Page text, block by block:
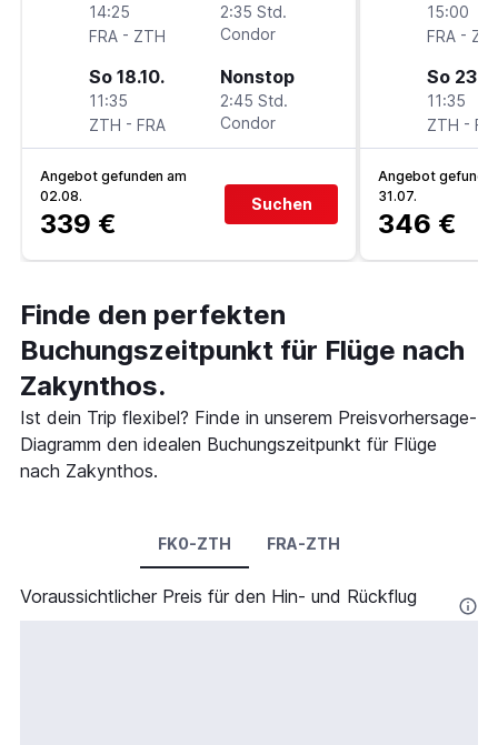
14:25
FRA - ZTH
2:35 Std.
Condor
So 18.10.
11:35
ZTH - FRA
Nonstop
2:45 Std.
Condor
Angebot gefunden am
02.08.
339 €
Suchen
15:00
FRA -
So 23.8.
11:35
ZTH -
Angebot
31.07.
346 €
Finde den perfekten
Buchungszeitpunkt für Flüge nach
Zakynthos.
Ist dein Trip flexibel? Finde in unserem Preisvorhersage-
Diagramm den idealen Buchungszeitpunkt für Flüge
nach Zakynthos.
FK0-ZTH FRA-ZTH
Voraussichtlicher Preis für den Hin- und Rückflug